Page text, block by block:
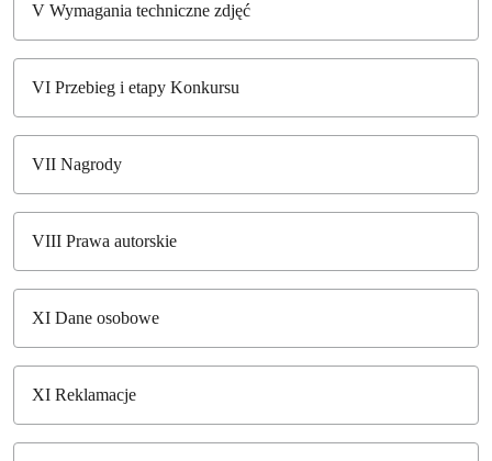
V Wymagania techniczne zdjęć
VI Przebieg i etapy Konkursu
VII Nagrody
VIII Prawa autorskie
XI Dane osobowe
XI Reklamacje